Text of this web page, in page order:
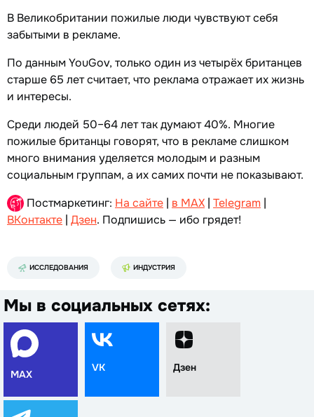
В Великобритании пожилые люди чувствуют себя
забытыми в рекламе.
По данным YouGov, только один из четырёх британцев
старше 65 лет считает, что реклама отражает их жизнь
и интересы.
Среди людей 50–64 лет так думают 40%. Многие
пожилые британцы говорят, что в рекламе слишком
много внимания уделяется молодым и разным
социальным группам, а их самих почти не показывают.
Постмаркетинг: На сайте | в MAX | Telegram |
ВКонтакте | Дзен. Подпишись — ибо грядет!
ИССЛЕДОВАНИЯ ИНДУСТРИЯ
Мы в социальных сетях:
MAX
VK Дзен